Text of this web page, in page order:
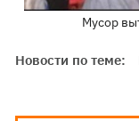
Мусор
Новости по теме: